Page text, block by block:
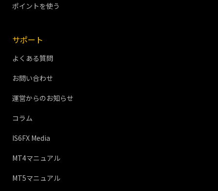
ポイントを使う
サポート
よくある質問
お問い合わせ
運営からのお知らせ
コラム
IS6FX Media
MT4マニュアル
MT5マニュアル